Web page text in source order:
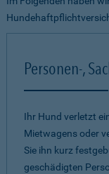
Personen-,
Ihr Hund verletzt
Mietwagens oder
Sie ihn kurz
geschädigten